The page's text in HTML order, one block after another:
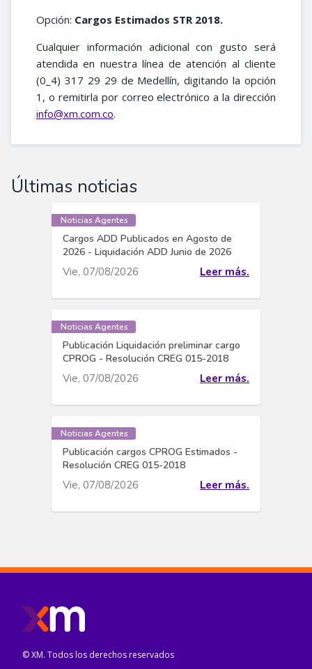
Opción: Cargos Estimados STR 2018.
Cualquier información adicional con gusto será
atendida en nuestra línea de atención al cliente
(0_4) 317 29 29 de Medellín, digitando la opción
1, o remitirla por correo electrónico a la dirección
info@xm.com.co.
Últimas noticias
Noticias Agentes
Cargos ADD Publicados en Agosto de
2026 - Liquidación ADD Junio de 2026
Vie, 07/08/2026 Leer más.
Noticias Agentes
Publicación Liquidación preliminar cargo
CPROG - Resolución CREG 015-2018
Vie, 07/08/2026 Leer más.
Noticias Agentes
Publicación cargos CPROG Estimados -
Resolución CREG 015-2018
Vie, 07/08/2026 Leer más.
© XM. Todos los derechos reservados